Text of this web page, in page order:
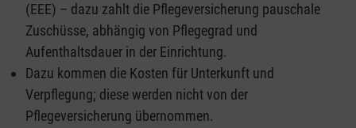
(EEE) – dazu zahlt die Pflegeversicherung pauschale
Zuschüsse, abhängig von Pflegegrad und
Aufenthaltsdauer in der Einrichtung.
Dazu kommen die Kosten für Unterkunft und
Verpflegung; diese werden nicht von der
Pflegeversicherung übernommen.